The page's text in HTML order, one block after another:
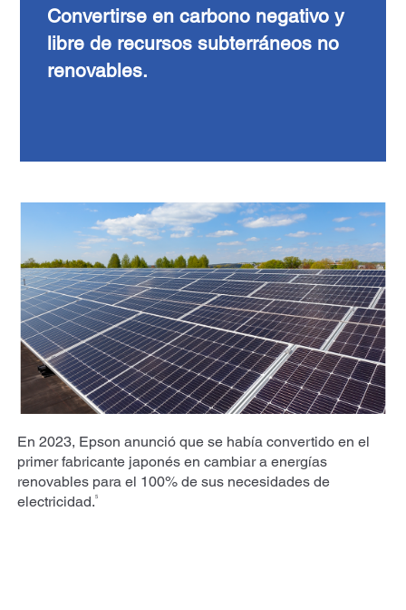
Convertirse en carbono negativo y
libre de recursos subterráneos no
renovables.
En 2023, Epson anunció que se había convertido en el
primer fabricante japonés en cambiar a energías
renovables para el 100% de sus necesidades de
electricidad.5